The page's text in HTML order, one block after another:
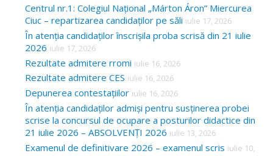
Centrul nr.1: Colegiul Național „Márton Áron” Miercurea
Ciuc – repartizarea candidaților pe săli iulie 17, 2026
În atenția candidaților înscrișila proba scrisă din 21 iulie
2026 iulie 17, 2026
Rezultate admitere rromi iulie 16, 2026
Rezultate admitere CES iulie 16, 2026
Depunerea contestațiilor iulie 16, 2026
În atenția candidaților admiși pentru susținerea probei
scrise la concursul de ocupare a posturilor didactice din
21 iulie 2026 – ABSOLVENȚI 2026 iulie 13, 2026
Examenul de definitivare 2026 – examenul scris iulie 10,